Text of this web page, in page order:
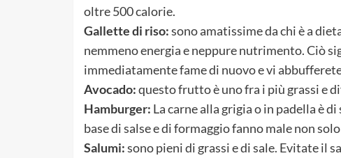
oltre 500 calorie.
Gallette di riso:sono amatissime da chi è a
nemmeno energia e neppure nutrimento. Ciò
immediatamente fame di nuovo e vi
Avocado:questo frutto è uno fra i più grassi e
Hamburger: La carne alla grigia o in padella è
base di salse e di formaggio fanno male non
Salumi:sono pieni di grassi e di sale. Evitate il